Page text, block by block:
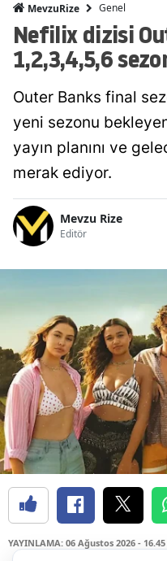
MevzuRize Genel
Nefilix dizisi
1,2,3,4,5,6
Outer Banks final
yeni sezonu
yayın planını ve
merak ediyor.
Mevzu Rize
Editör
YAYINLAMA: 06 Ağustos 2026 - 16.45